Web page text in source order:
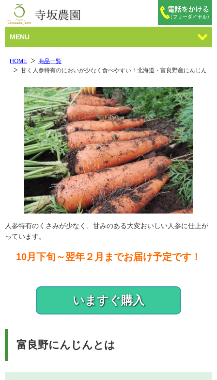
MENU
HOME
商品一覧
甘く人参特有のにおいが少なく食べやすい！北海道・富良野産にんじん
人参特有のくさみが少なく、甘みのある大変おいしい人参に仕上が
っています。
10月下旬～翌年２月までお届け予定です！
いますぐ購入
富良野にんじんとは